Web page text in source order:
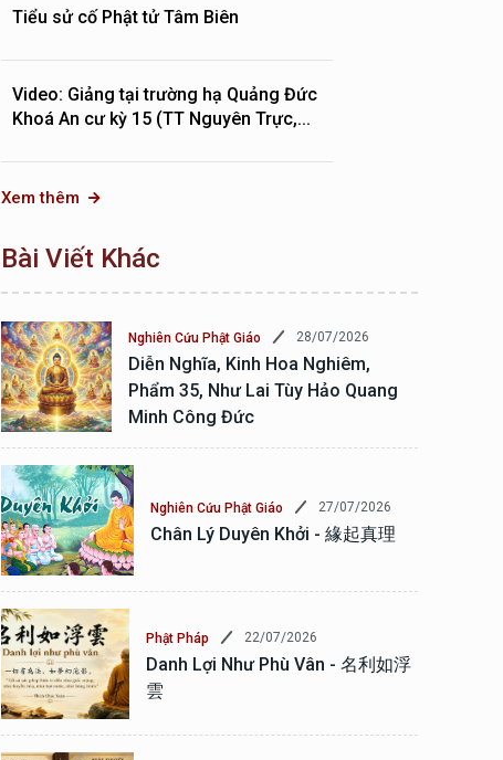
Tiểu sử cố Phật tử Tâm Biên
Video: Giảng tại trường hạ Quảng Đức
Khoá An cư kỳ 15 (TT Nguyên Trực,...
Xem thêm
Bài Viết Khác
Nghiên Cứu Phật Giáo 28/07/2026
Diễn Nghĩa, Kinh Hoa Nghiêm,
Phẩm 35, Như Lai Tùy Hảo Quang
Minh Công Đức
Nghiên Cứu Phật Giáo 27/07/2026
Chân Lý Duyên Khởi - 緣起真理
Phật Pháp 22/07/2026
Danh Lợi Như Phù Vân - 名利如浮
雲